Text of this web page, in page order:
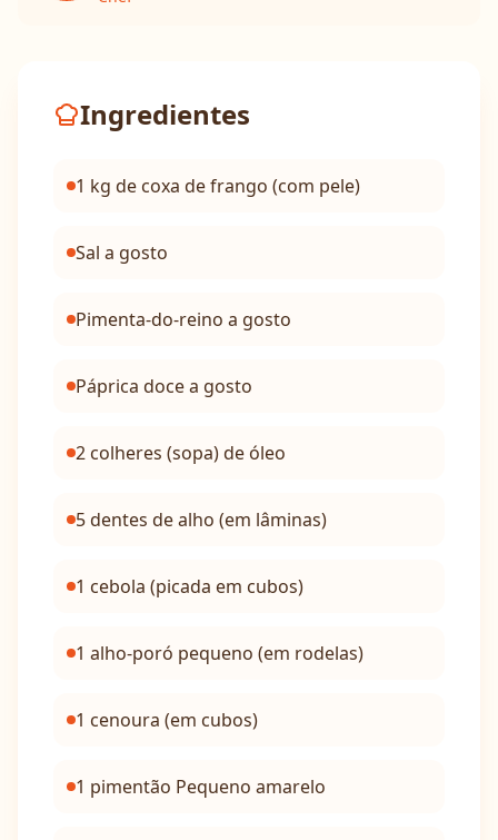
Ingredientes
1 kg de coxa de frango (com pele)
Sal a gosto
Pimenta-do-reino a gosto
Páprica doce a gosto
2 colheres (sopa) de óleo
5 dentes de alho (em lâminas)
1 cebola (picada em cubos)
1 alho-poró pequeno (em rodelas)
1 cenoura (em cubos)
1 pimentão Pequeno amarelo